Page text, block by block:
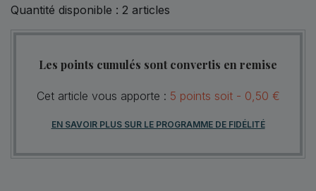
Quantité disponible : 2 articles
Les points cumulés sont convertis en remise
Cet article vous apporte : 5 points soit - 0,50 €
EN SAVOIR PLUS SUR LE PROGRAMME DE FIDÉLITÉ